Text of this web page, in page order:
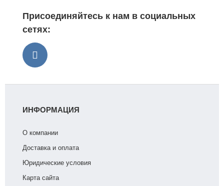
Присоединяйтесь к нам в социальных
сетях:
ИНФОРМАЦИЯ
О компании
Доставка и оплата
Юридические условия
Карта сайта